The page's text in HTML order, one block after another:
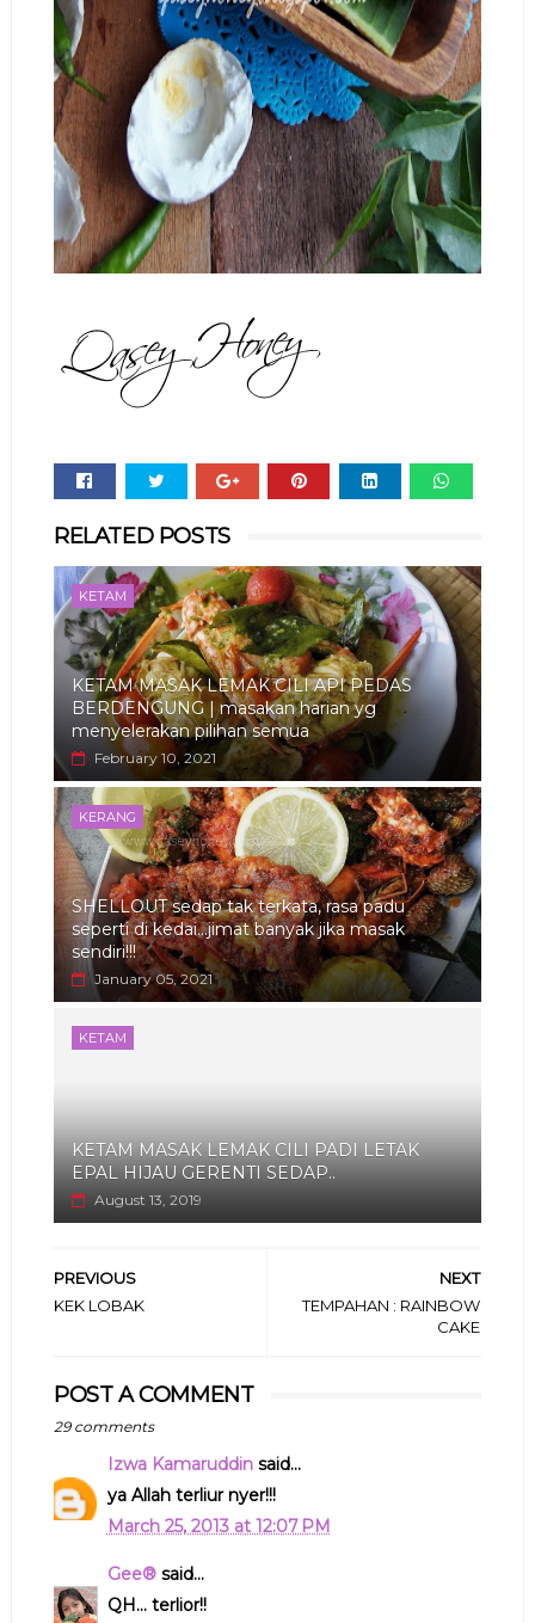
RELATED POSTS
KETAM
KETAM MASAK LEMAK CILI API PEDAS
BERDENGUNG | masakan harian yg
menyelerakan pilihan semua
February 10, 2021
KERANG
SHELLOUT sedap tak terkata, rasa padu
seperti di kedai...jimat banyak jika masak
sendiri!!!
January 05, 2021
KETAM
KETAM MASAK LEMAK CILI PADI LETAK
EPAL HIJAU GERENTI SEDAP..
August 13, 2019
NEXT
TEMPAHAN : RAINBOW
CAKE
PREVIOUS
KEK LOBAK
POST A COMMENT
29 comments
Izwa Kamaruddinsaid...
ya Allah terliur nyer!!!
March 25, 2013 at 12:07 PM
Gee®said...
QH... terlior!!